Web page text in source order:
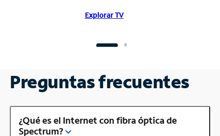
Explorar TV
Preguntas frecuentes
¿Qué es el Internet con fibra óptica de
Spectrum?